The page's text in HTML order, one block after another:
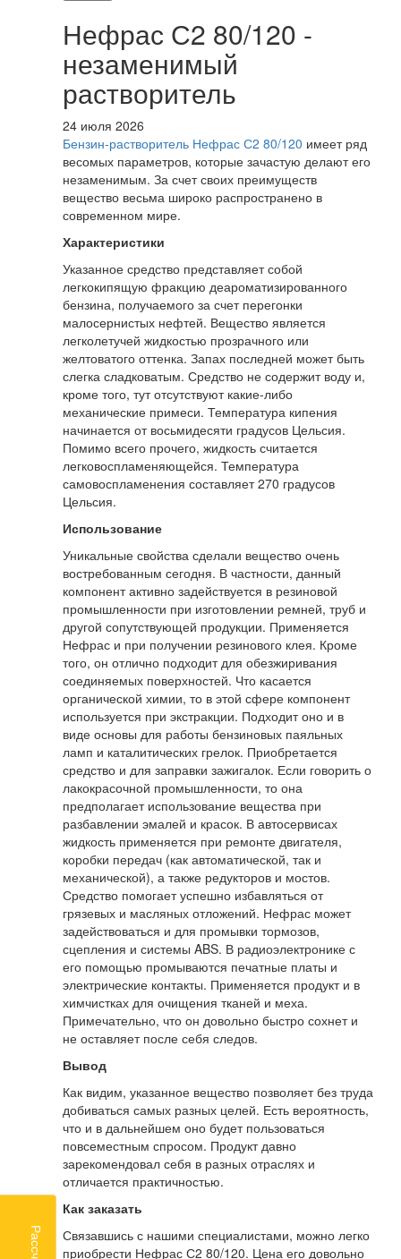
Нефрас С2 80/120 -
незаменимый
растворитель
24 июля 2026
Бензин-растворитель Нефрас С2 80/120 имеет ряд
весомых параметров, которые зачастую делают его
незаменимым. За счет своих преимуществ
вещество весьма широко распространено в
современном мире.
Характеристики
Указанное средство представляет собой
легкокипящую фракцию деароматизированного
бензина, получаемого за счет перегонки
малосернистых нефтей. Вещество является
легколетучей жидкостью прозрачного или
желтоватого оттенка. Запах последней может быть
слегка сладковатым. Средство не содержит воду и,
кроме того, тут отсутствуют какие-либо
механические примеси. Температура кипения
начинается от восьмидесяти градусов Цельсия.
Помимо всего прочего, жидкость считается
легковоспламеняющейся. Температура
самовоспламенения составляет 270 градусов
Цельсия.
Использование
Уникальные свойства сделали вещество очень
востребованным сегодня. В частности, данный
компонент активно задействуется в резиновой
промышленности при изготовлении ремней, труб и
другой сопутствующей продукции. Применяется
Нефрас и при получении резинового клея. Кроме
того, он отлично подходит для обезжиривания
соединяемых поверхностей. Что касается
органической химии, то в этой сфере компонент
используется при экстракции. Подходит оно и в
виде основы для работы бензиновых паяльных
ламп и каталитических грелок. Приобретается
средство и для заправки зажигалок. Если говорить о
лакокрасочной промышленности, то она
предполагает использование вещества при
разбавлении эмалей и красок. В автосервисах
жидкость применяется при ремонте двигателя,
коробки передач (как автоматической, так и
механической), а также редукторов и мостов.
Средство помогает успешно избавляться от
грязевых и масляных отложений. Нефрас может
задействоваться и для промывки тормозов,
сцепления и системы ABS. В радиоэлектронике с
его помощью промываются печатные платы и
электрические контакты. Применяется продукт и в
химчистках для очищения тканей и меха.
Примечательно, что он довольно быстро сохнет и
не оставляет после себя следов.
Вывод
Как видим, указанное вещество позволяет без труда
добиваться самых разных целей. Есть вероятность,
что и в дальнейшем оно будет пользоваться
повсеместным спросом. Продукт давно
зарекомендовал себя в разных отраслях и
отличается практичностью.
Как заказать
Связавшись с нашими специалистами, можно легко
приобрести Нефрас С2 80/120. Цена его довольно